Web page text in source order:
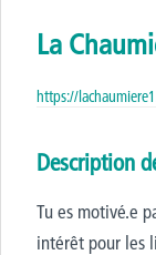
La
https://
Description
Tu es motivé.e
intérêt pour les